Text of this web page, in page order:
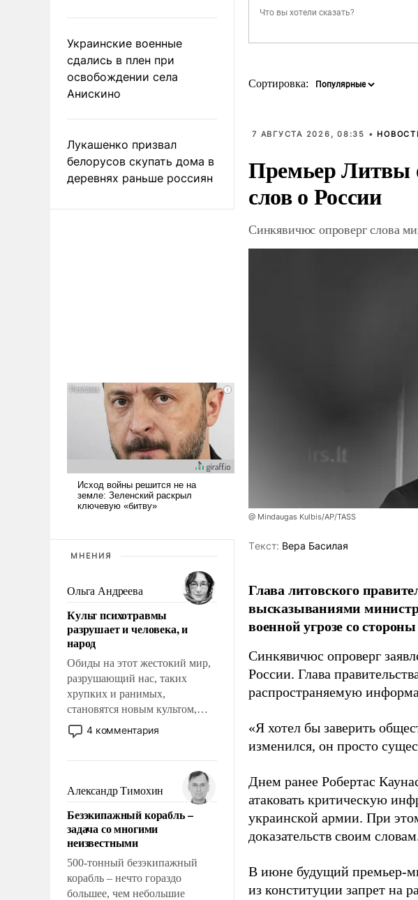
Украинские военные
сдались в плен при
освобождении села
Анискино
Лукашенко призвал
белорусов скупать дома в
деревнях раньше россиян
МНЕНИЯ
Ольга Андреева
Культ психотравмы
разрушает и человека, и
народ
Обиды на этот жестокий мир,
разрушающий нас, таких
хрупких и ранимых,
становятся новым культом,
постепенно вытесняя и
отменяя традиционное
мужественным и твердым под
ударами судьбы, брать на себя
ответственность, помогать
слабым, идти вперед и
адаптироваться.
4 комментария
Александр Тимохин
Безэкипажный корабль –
задача со многими
неизвестными
500-тонный безэкипажный
корабль – нечто гораздо
большее, чем небольшие
Сортировка:
7 АВГУСТА 2026, 08:35 •
Премьер Литвы
слов о России
Синкявичюс опроверг слова
@ Mindaugas Kulbis/AP/TASS
Tекст: Вера Басилая
Глава литовского
высказываниями
военной угрозе со
Синкявичюс опроверг
России. Глава
распространяемую
«Я хотел бы заверить
изменился, он просто
Днем ранее Робертас
атаковать критическую
украинской армии. При
доказательств своим
В июне будущий премьер-
из конституции запрет на